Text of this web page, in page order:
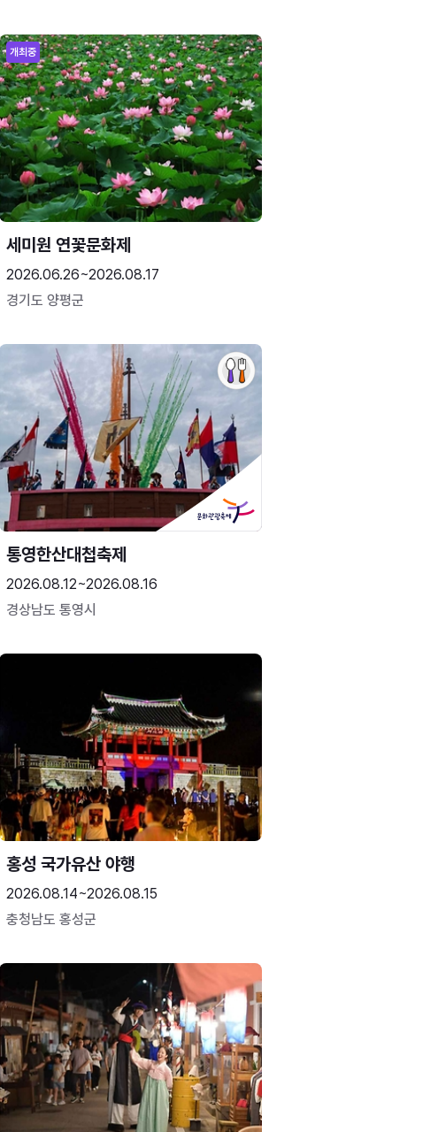
개최중
세미원 연꽃문화제
2026.06.26~2026.08.17
경기도 양평군
통영한산대첩축제
2026.08.12~2026.08.16
경상남도 통영시
홍성 국가유산 야행
2026.08.14~2026.08.15
충청남도 홍성군